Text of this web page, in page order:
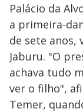
Palácio da
a primeira-
de sete anos,
Jaburu. "O
achava tudo
ver o filho",
Temer,